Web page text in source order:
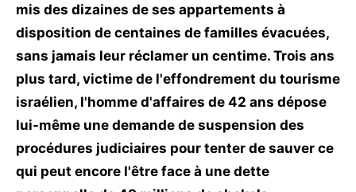
mis des dizaines de ses appartements à
disposition de centaines de familles évacuées,
sans jamais leur réclamer un centime. Trois ans
plus tard, victime de l'effondrement du tourisme
israélien, l'homme d'affaires de 42 ans dépose
lui-même une demande de suspension des
procédures judiciaires pour tenter de sauver ce
qui peut encore l'être face à une dette